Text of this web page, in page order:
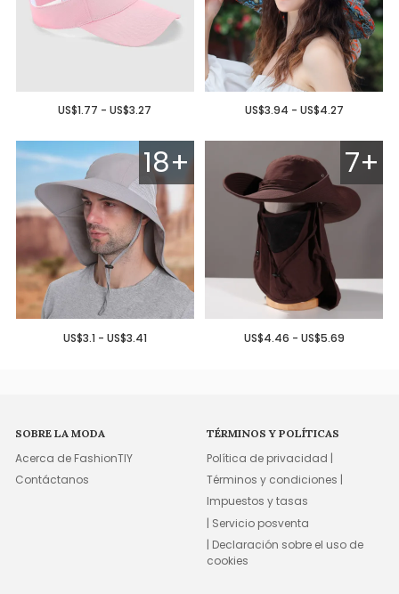
US$1.77 - US$3.27 US$3.94 - US$4.27
18+
US$3.1 - US$3.41
7+
US$4.46 - US$5.69
SOBRE LA MODA
Acerca de FashionTIY
Contáctanos
TÉRMINOS Y POLÍTICAS
Política de privacidad |
Términos y condiciones |
Impuestos y tasas
| Servicio posventa
| Declaración sobre el uso de
cookies